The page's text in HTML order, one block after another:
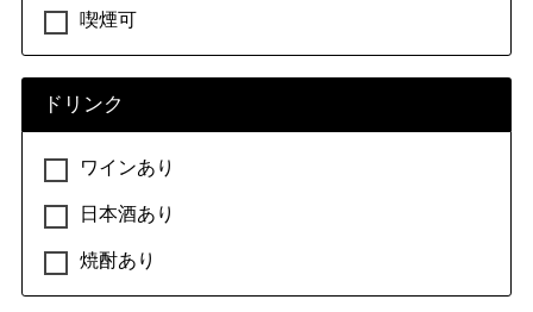
喫煙可
ドリンク
ワインあり
日本酒あり
焼酎あり